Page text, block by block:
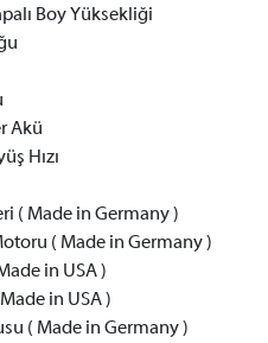
Boy Yüksekliği
Akü
Hızı
( Made in Germany )
( Made in Germany )
in USA )
in USA )
( Made in Germany )